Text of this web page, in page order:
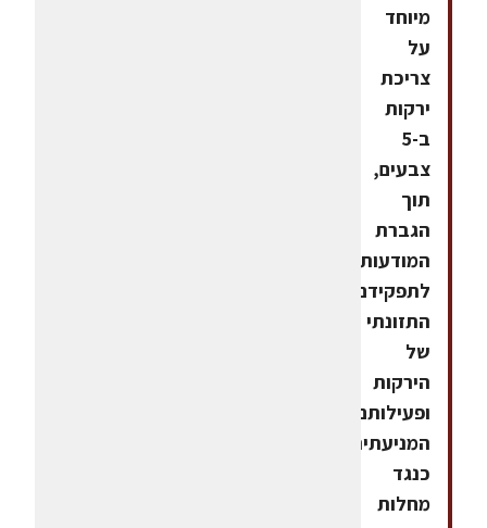
מיוחד
על
צריכת
ירקות
ב-5
צבעים,
תוך
הגברת
המודעות
לתפקידם
התזונתי
של
הירקות
ופעילותם
המניעתית
כנגד
מחלות